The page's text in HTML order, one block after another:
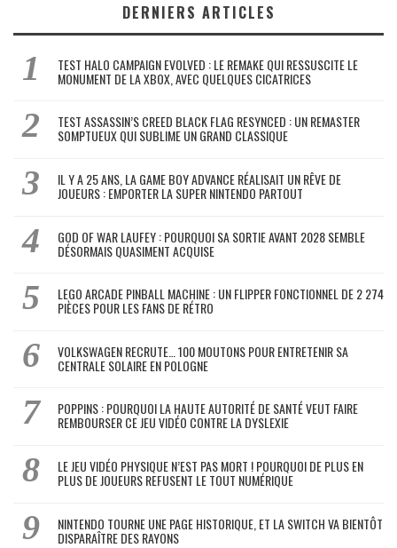
DERNIERS ARTICLES
TEST HALO CAMPAIGN EVOLVED : LE REMAKE QUI RESSUSCITE LE
MONUMENT DE LA XBOX, AVEC QUELQUES CICATRICES
TEST ASSASSIN’S CREED BLACK FLAG RESYNCED : UN REMASTER
SOMPTUEUX QUI SUBLIME UN GRAND CLASSIQUE
IL Y A 25 ANS, LA GAME BOY ADVANCE RÉALISAIT UN RÊVE DE
JOUEURS : EMPORTER LA SUPER NINTENDO PARTOUT
GOD OF WAR LAUFEY : POURQUOI SA SORTIE AVANT 2028 SEMBLE
DÉSORMAIS QUASIMENT ACQUISE
LEGO ARCADE PINBALL MACHINE : UN FLIPPER FONCTIONNEL DE 2 274
PIÈCES POUR LES FANS DE RÉTRO
VOLKSWAGEN RECRUTE… 100 MOUTONS POUR ENTRETENIR SA
CENTRALE SOLAIRE EN POLOGNE
POPPINS : POURQUOI LA HAUTE AUTORITÉ DE SANTÉ VEUT FAIRE
REMBOURSER CE JEU VIDÉO CONTRE LA DYSLEXIE
LE JEU VIDÉO PHYSIQUE N’EST PAS MORT ! POURQUOI DE PLUS EN
PLUS DE JOUEURS REFUSENT LE TOUT NUMÉRIQUE
NINTENDO TOURNE UNE PAGE HISTORIQUE, ET LA SWITCH VA BIENTÔT
DISPARAÎTRE DES RAYONS